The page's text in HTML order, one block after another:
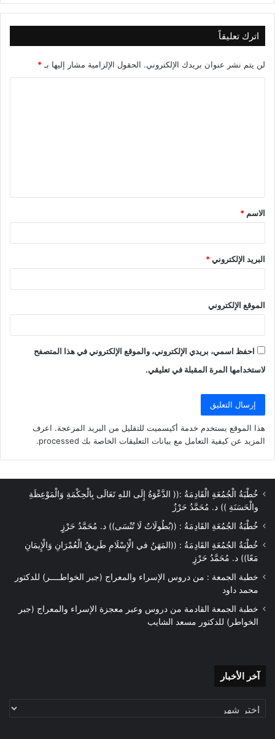
اترك تعليقاً
لن يتم نشر عنوان بريدك الإلكتروني. الحقول الإلزامية مشار إليها بـ *
ق
*
الاسم *
البريد الإلكتروني*
الموقع الإلكتروني
احفظ اسمي، بريدي الإلكتروني، والموقع الإلكتروني في هذا المتصفح
لاستخدامها المرة المقبلة في تعليقي.
هذا الموقع يستخدم خدمة أكيسميت للتقليل من البريد المزعجة. اعرف
المزيد عن كيفية التعامل مع بيانات التعليقات الخاصة بك processed
.
خُطْبَةُ الْجُمُعَةِ الْقَادِمَةُ :(( الدَّعْوَةُ إِلَى اللهِ تَعَالَى بِالْحِكْمَةِ وَالْمَوْعِظَةِ
والْحَسَنَةِ )) د. مُحَمَّدُ حَرْزٌ
خُطْبَةُ الجُمُعَةِ القَادِمَةُ : ((بُطُولَاتٌ لَا تُنْسَى)) د. مُحَمَّدُ حَرْزٍ
خُطْبَةُ الجُمُعَةِ القَادِمَةُ : ((المَهَنُ في الْإِسْلَامِ طَرِيقُ الْعُمْرَانِ وَالْإِيمَانِ
مَعًا)) د. مُحَمَّدُ حَرْزٍ
خطبة الجمعة : من دروس الإسراء والمعراج (جبر الخواطــــر) للدكتور
محمد داود
خطبة الجمعة القادمة من دروس وعبر معجزة الإسراء والمعراج (جبر
الخواطر) للدكتور مسعد الشايب
آخر الأخبار